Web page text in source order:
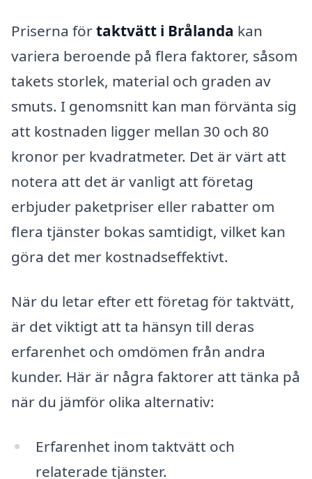
Priserna förtaktvätt i Brålanda kan
variera beroende på flera faktorer, såsom
takets storlek, material och graden av
smuts. I genomsnitt kan man förvänta sig
att kostnaden ligger mellan 30 och 80
kronor per kvadratmeter. Det är värt att
notera att det är vanligt att företag
erbjuder paketpriser eller rabatter om
flera tjänster bokas samtidigt, vilket kan
göra det mer kostnadseffektivt.
När du letar efter ett företag för taktvätt,
är det viktigt att ta hänsyn till deras
erfarenhet och omdömen från andra
kunder. Här är några faktorer att tänka på
när du jämför olika alternativ:
Erfarenhet inom taktvätt och
relaterade tjänster.